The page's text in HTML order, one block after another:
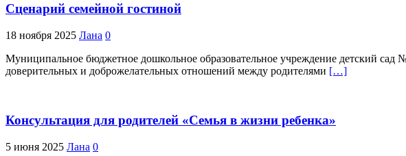
Сценарий семейной гостиной
18 ноября 2025 Лана 0
Муниципальное бюджетное дошкольное образовательное учреждение детский
доверительных и доброжелательных отношений между родителями […]
Консультация для родителей «Семья в жизни ребенка»
5 июня 2025 Лана 0